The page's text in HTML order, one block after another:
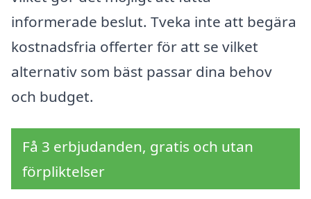
informerade beslut. Tveka inte att begära
kostnadsfria offerter för att se vilket
alternativ som bäst passar dina behov
och budget.
Få 3 erbjudanden, gratis och utan
förpliktelser